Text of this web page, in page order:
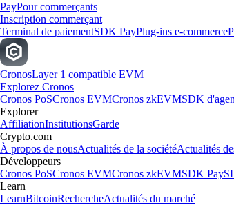
PayPour commerçants
Inscription commerçant
Terminal de paiementSDK PayPlug-ins e-commerce
CronosLayer 1 compatible EVM
Explorez Cronos
Cronos PoSCronos EVMCronos zkEVMSDK
Explorer
AffiliationInstitutionsGarde
Crypto.com
À propos de nousActualités de la sociétéActualités
Développeurs
Cronos PoSCronos EVMCronos zkEVMSDK Pay
Learn
LearnBitcoinRechercheActualités du marché